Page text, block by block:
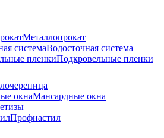
Металлопрокат
Водосточная система
Подкровельные пленки
Мансардные окна
Профнастил